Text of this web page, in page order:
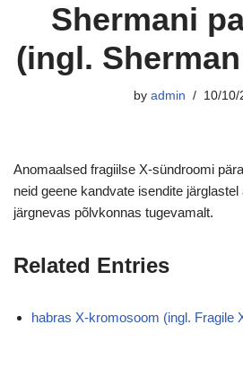
Shermani
(ingl.
by admin 10/10/
Anomaalsed fragiilse X-sündroomi
neid geene kandvate isendite
järgnevas põlvkonnas tugevamalt.
Related Entries
habras X-kromosoom (ingl. Fragile